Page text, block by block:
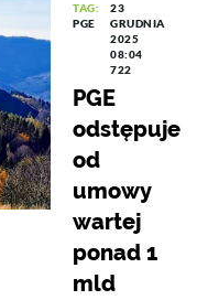
TAG:
PGE
23
GRUDNIA
2025
08:04
722
PGE
odstępuje
od
umowy
wartej
ponad 1
mld